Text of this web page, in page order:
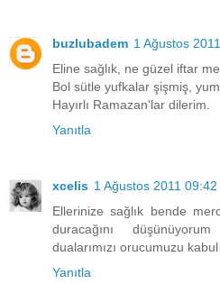
buzlubadem 1 Ağustos
Eline sağlık, ne güzel iftar
Bol sütle yufkalar şişmiş,
Hayırlı Ramazan'lar dilerim.
Yanıtla
xcelis 1 Ağustos 2011 09:42
Ellerinize sağlık bende
duracağını
dualarımızı orucumuzu
Yanıtla